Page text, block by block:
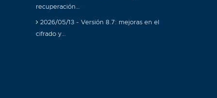
recuperación…
2026/05/13 - Versión 8.7: mejoras en el
cifrado y…